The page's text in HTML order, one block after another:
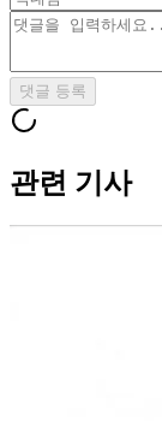
댓글 등록
관련 기사